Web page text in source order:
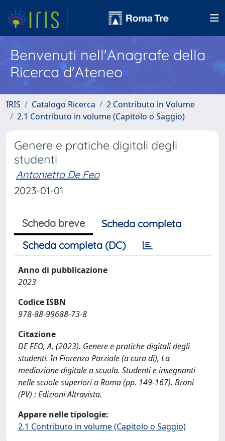
Benvenuti nell'Anagrafe della
Ricerca d'Ateneo
IRIS Catalogo Ricerca
2 Contributo in Volume
2.1 Contributo in volume (Capitolo o Saggio)
Genere e pratiche digitali degli
studenti
Antonietta De Feo
2023-01-01
Scheda breve
Scheda completa
Scheda completa (DC)
Anno di pubblicazione
2023
Codice ISBN
978-88-99688-73-8
Citazione
DE FEO, A. (2023). Genere e pratiche digitali degli
studenti. In Fiorenzo Parziale (a cura di), La
mediazione digitale a scuola. Studenti e insegnanti
nelle scuole superiori a Roma (pp. 149-167). Broni
(PV) : Edizioni Altravista.
Appare nelle tipologie:
2.1 Contributo in volume (Capitolo o Saggio)